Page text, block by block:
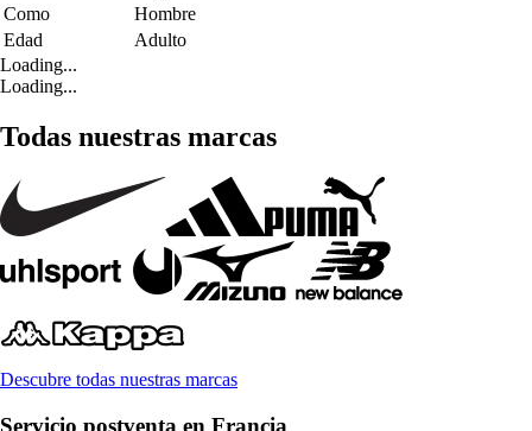
Como
Hombre
Edad
Adulto
Loading...
Loading...
Todas nuestras marcas
Descubre todas nuestras marcas
Servicio postventa en Francia